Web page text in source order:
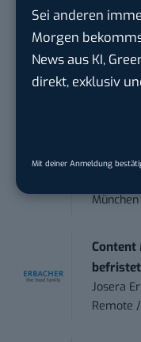
Sei anderen
Morgen
News aus KI,
direkt, exklusiv
Mit deiner Anmeldung
Sales-
München
Josera
Remote